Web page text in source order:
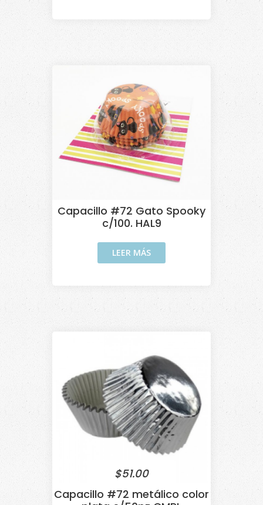
Capacillo #72 Gato Spooky
c/100. HAL9
LEER MÁS
$51.00
Capacillo #72 metálico color